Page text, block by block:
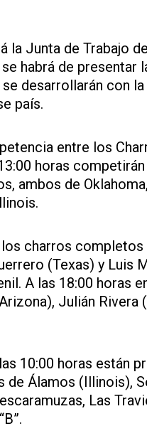
la Junta de Trabajo
habrá de
desarrollarán con
país.
entre los
horas
ambos de
charros completos
(Texas) y
A las 18:00 horas
Julián
10:00 horas están
de Álamos (Illinois),
Las